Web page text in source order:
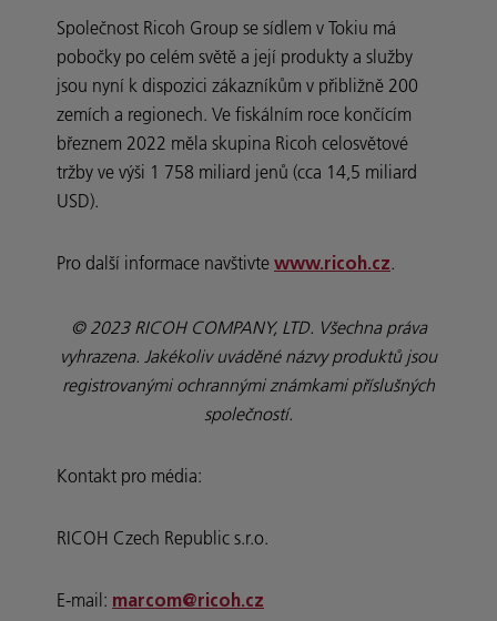
Společnost Ricoh Group se sídlem v Tokiu má
pobočky po celém světě a její produkty a služby
jsou nyní k dispozici zákazníkům v přibližně 200
zemích a regionech. Ve fiskálním roce končícím
březnem 2022 měla skupina Ricoh celosvětové
tržby ve výši 1 758 miliard jenů (cca 14,5 miliard
USD).
Pro další informace navštivte www.ricoh.cz.
© 2023 RICOH COMPANY, LTD. Všechna práva
vyhrazena. Jakékoliv uváděné názvy produktů jsou
registrovanými ochrannými známkami příslušných
společností.
Kontakt pro média:
RICOH Czech Republic s.r.o.
E-mail: marcom@ricoh.cz